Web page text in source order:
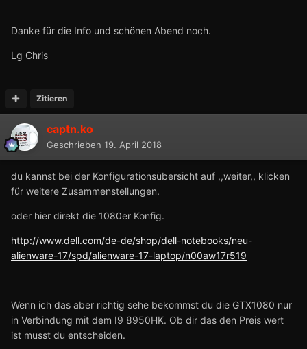
Danke für die Info und schönen Abend noch.
Lg Chris
Zitieren
captn.ko
Geschrieben 19. April 2018
du kannst bei der Konfigurationsübersicht auf ,,weiter,, klicken
für weitere Zusammenstellungen.
oder hier direkt die 1080er Konfig.
http://www.dell.com/de-de/shop/dell-notebooks/neu-
alienware-17/spd/alienware-17-laptop/n00aw17r519
Wenn ich das aber richtig sehe bekommst du die GTX1080 nur
in Verbindung mit dem I9 8950HK. Ob dir das den Preis wert
ist musst du entscheiden.